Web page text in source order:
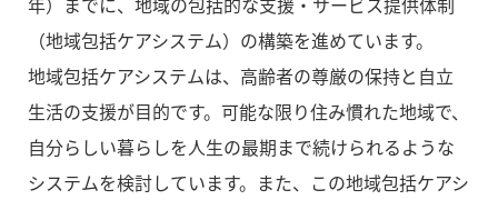
年）までに、地域の包括的な支援・サービス提供体制
（地域包括ケアシステム）の構築を進めています。
地域包括ケアシステムは、高齢者の尊厳の保持と自立
生活の支援が目的です。可能な限り住み慣れた地域で、
自分らしい暮らしを人生の最期まで続けられるような
システムを検討しています。また、この地域包括ケアシ